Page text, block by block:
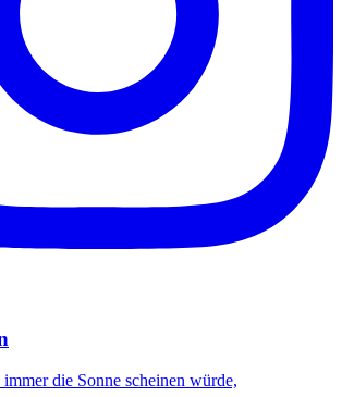
die Sonne scheinen würde,